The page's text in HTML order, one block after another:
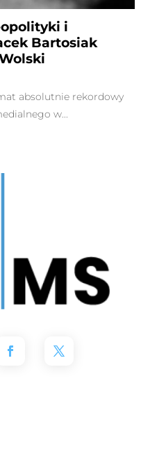
i
Bartosiak
absolutnie rekordowy
w...